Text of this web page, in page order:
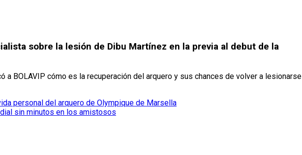
sobre la lesión de Dibu Martínez en la previa al debut de la
a BOLAVIP cómo es la recuperación del arquero y sus chances de volver a lesionarse
personal del arquero de Olympique de Marsella
sin minutos en los amistosos